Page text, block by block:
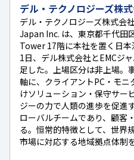
デル・テクノロジーズ株
デル・テクノロジーズ株式
Japan Inc. は、東京都千代
Tower 17階に本社を置く日
1日、デル株式会社とEMCジ
足した。上場区分は非上場。
軸に、クライアントPC・モ
けソリューション・保守サー
ジーの力で人類の進歩を促進
ローバルチームであり、顧客
る。恒常的特徴として、世界
市場に対応する地域拠点体制